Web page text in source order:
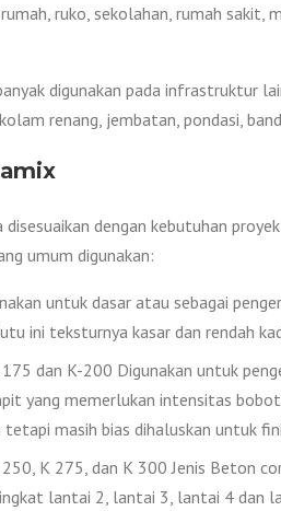
ruko, sekolahan, rumah sakit,
digunakan pada infrastruktur
renang, jembatan, pondasi,
dengan kebutuhan
umum digunakan:
untuk dasar atau sebagai
ini teksturnya kasar dan rendah
dan K-200 Digunakan untuk
yang memerlukan intensitas
masih bias dihaluskan untuk
K 275, dan K 300 Jenis Beton
lantai 2, lantai 3, lantai 4 dan